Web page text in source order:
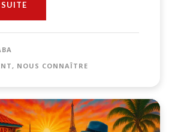
SUITE
, NOUS CONNAÎTRE